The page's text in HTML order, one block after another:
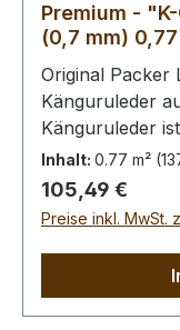
Premium -
(0,7 mm) 0,77
Original Packer
Känguruleder
Känguruleder
dennoch
pflanzliche
Freiland,
wenig
erhalten Sie ein
Inhalt: 0.77 m²
Regulärer Preis:
105,49 €
Preise inkl. MwSt.